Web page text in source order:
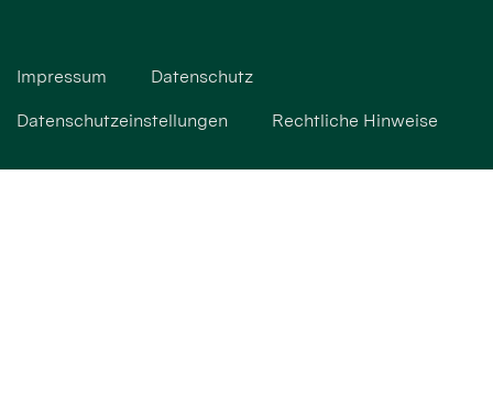
Impressum Datenschutz
Datenschutzeinstellungen Rechtliche Hinweise